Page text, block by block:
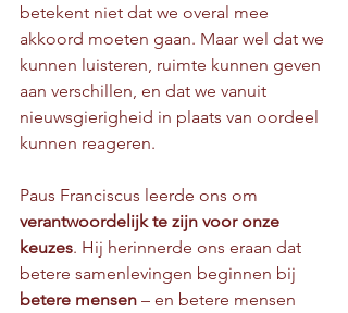
betekent niet dat we overal mee
akkoord moeten gaan. Maar wel dat we
kunnen luisteren, ruimte kunnen geven
aan verschillen, en dat we vanuit
nieuwsgierigheid in plaats van oordeel
kunnen reageren.
Paus Franciscus leerde ons om
verantwoordelijk te zijn voor onze
keuzes. Hij herinnerde ons eraan dat
betere samenlevingen beginnen bij
betere mensen – en betere mensen